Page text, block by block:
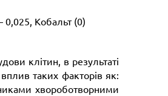
0,025, Кобальт (0)
клітин, в результаті
таких факторів як:
хвороботворними